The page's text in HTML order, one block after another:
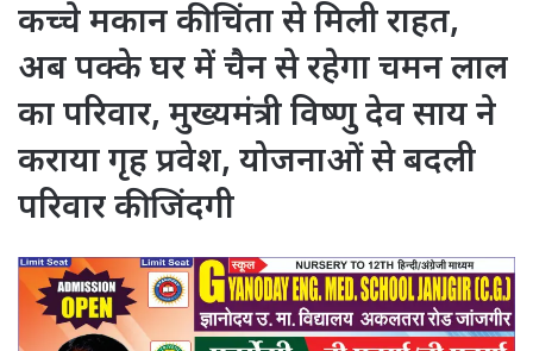
कच्चे मकान की चिंता से मिली राहत,
अब पक्के घर में चैन से रहेगा चमन लाल
का परिवार, मुख्यमंत्री विष्णु देव साय ने
कराया गृह प्रवेश, योजनाओं से बदली
परिवार की जिंदगी